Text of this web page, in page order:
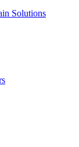
Solutions